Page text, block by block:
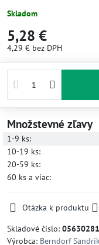
Skladom
5,28 €
4,29 € bez DPH
Množstevné zľavy
1-9 ks:
10-19 ks:
20-59 ks:
60 ks a viac:
Otázka k produktu
Skladové číslo:
Výrobca: Berndorf